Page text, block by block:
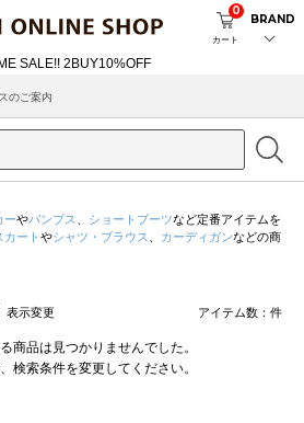
カート
0
BRAND
のご案内
ーやパンプス ショートブーツなど定番アイテムを
カート やシャツ・ブラウス カーディガンなどの商
表示変更 アイテム数： 件
商品は見つかりませんでした。
検索条件を変更してください。